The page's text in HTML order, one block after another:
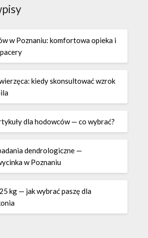
w Poznaniu: komfortowa opieka i
kiedy skonsultować wzrok
dla hodowców — co wybrać?
dendrologiczne —
w Poznaniu
kg — jak wybrać paszę dla